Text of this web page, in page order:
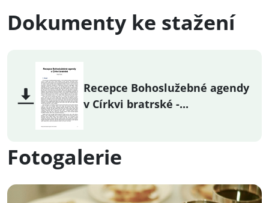
Dokumenty ke stažení
Recepce Bohoslužebné agendy
v Církvi bratrské -...
Fotogalerie